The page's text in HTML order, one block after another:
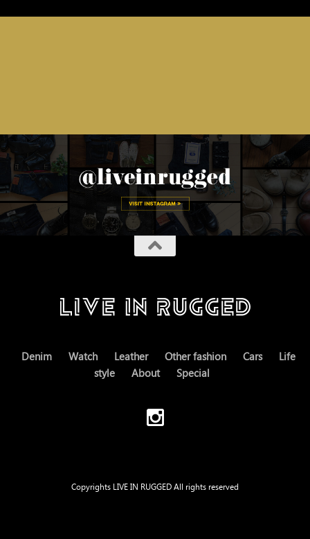
Denim Watch Leather Other fashion Cars
Life
style
About Special
Copyrights LIVE IN RUGGED All rights reserved